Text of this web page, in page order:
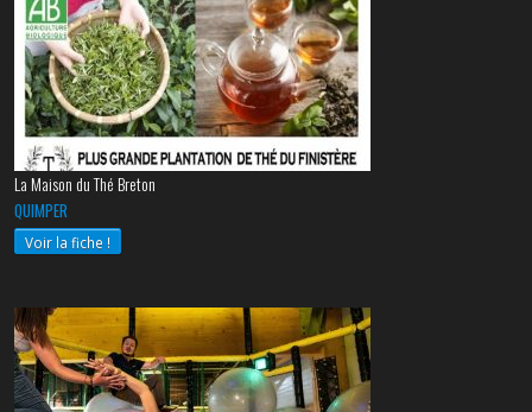
La Maison du Thé Breton
QUIMPER
Voir la fiche !